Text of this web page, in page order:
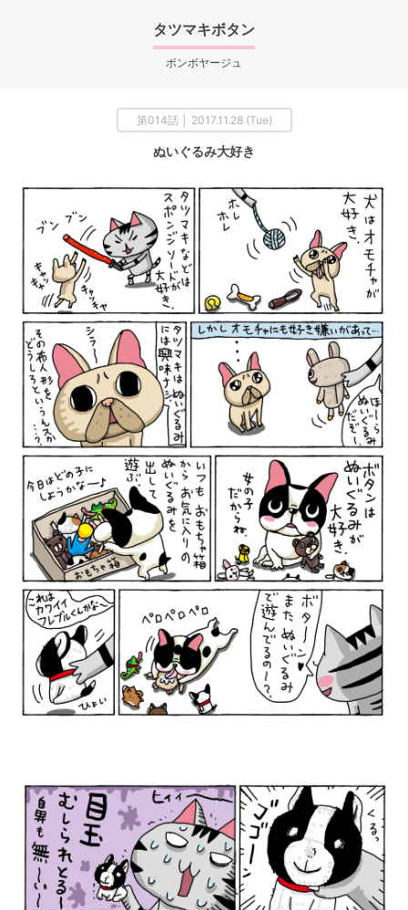
タツマキボタン
ボンボヤージュ
第014話 │ 2017.11.28 (Tue)
ぬいぐるみ大好き